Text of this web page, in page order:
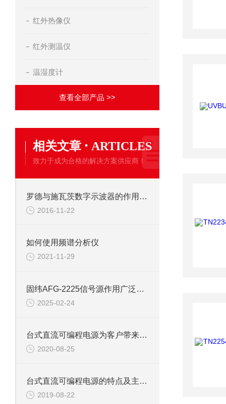
红外热像仪
红外测温仪
温湿度计
查看全部产品 >>
相关文章 · ARTICLES
致力于成为合格的解决方案供应商！
罗德与施瓦茨数字示波器的作用及构造工艺
2016-11-22
如何使用频谱分析仪
2021-11-29
固纬AFG-2225信号源作用广泛且多样
2025-02-24
台式直流可编程电源为客户带来很大的方便
2020-08-25
台式直流可编程电源的特点及主要用途
2019-08-22